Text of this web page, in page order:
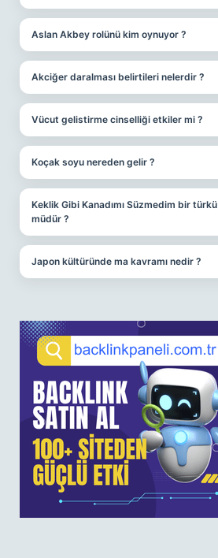
Aslan Akbey rolünü kim oynuyor ?
Akciğer daralması belirtileri nelerdir ?
Vücut gelistirme cinselliği etkiler mi ?
Koçak soyu nereden gelir ?
Keklik Gibi Kanadımı Süzmedim bir türkü
müdür ?
Japon kültüründe ma kavramı nedir ?